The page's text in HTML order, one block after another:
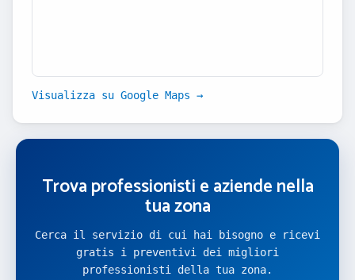
Visualizza su Google Maps →
Trova professionisti e aziende nella
tua zona
Cerca il servizio di cui hai bisogno e ricevi
gratis i preventivi dei migliori
professionisti della tua zona.